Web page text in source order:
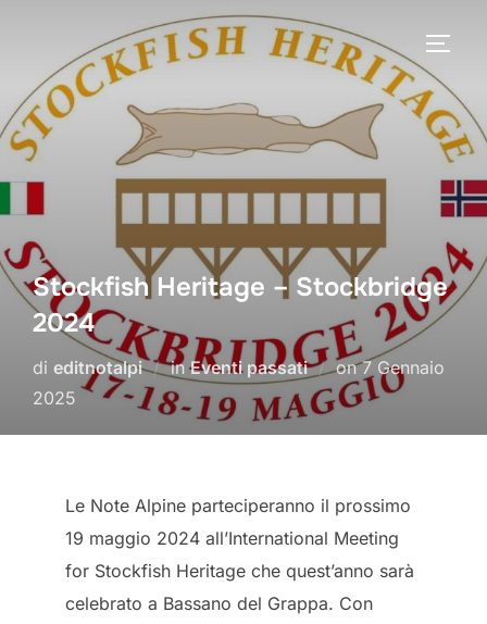
contenuto
Stockfish Heritage – Stockbridge
2024
di editnotalpi inEventi passati onPubblicato
il
7 Gennaio
2025
Le Note Alpine parteciperanno il prossimo
19 maggio 2024 all’International Meeting
for Stockfish Heritage che quest’anno sarà
celebrato a Bassano del Grappa. Con